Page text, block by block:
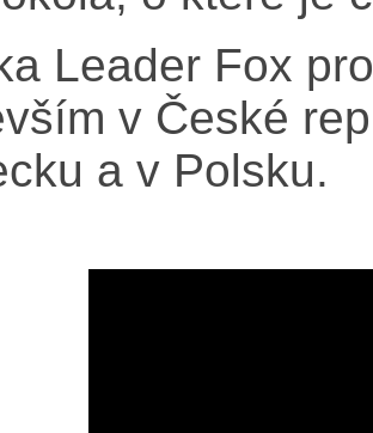
Leader Fox
v České
a v Polsku.